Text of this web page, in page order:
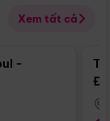
Xem tất cả
nổi bật
-